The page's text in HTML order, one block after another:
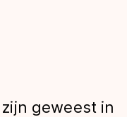
geweest in